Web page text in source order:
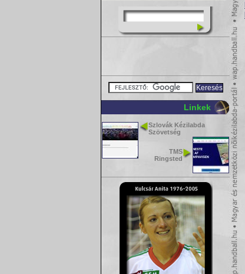
Linkek
Szlovák Kézilabda
Szövetség
TMS
Ringsted